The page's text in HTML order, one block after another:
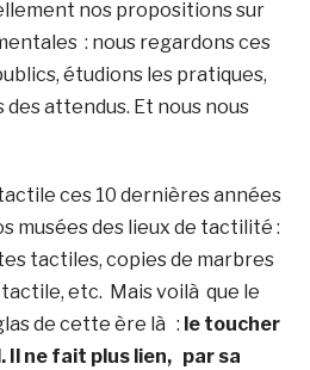
nos propositions sur
: nous regardons ces
étudions les pratiques,
des attendus. Et nous nous
ces 10 dernières années
musées des lieux de tactilité :
tactiles, copies de marbres
etc. Mais voilà que le
de cette ère là : le toucher
Il ne fait plus lien, par sa